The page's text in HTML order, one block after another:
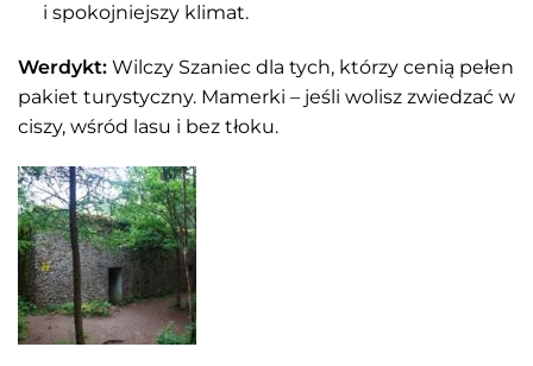
i spokojniejszy klimat.
Werdykt: Wilczy Szaniec dla tych, którzy cenią pełen
pakiet turystyczny. Mamerki – jeśli wolisz zwiedzać w
ciszy, wśród lasu i bez tłoku.